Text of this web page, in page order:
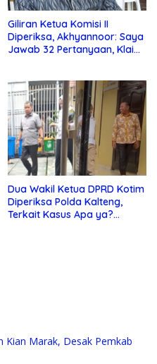
Giliran Ketua Komisi II
Diperiksa, Akhyannoor: Saya
Jawab 32 Pertanyaan, Klaim
Dua Wakil Ketua DPRD Kotim
Diperiksa Polda Kalteng,
Terkait Kasus Apa ya?…
Kian Marak, Desak Pemkab